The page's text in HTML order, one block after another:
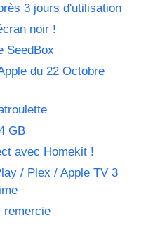
3 jours d'utilisation
noir !
SeedBox
du 22 Octobre
GB
avec Homekit !
/ Plex / Apple TV 3
remercie